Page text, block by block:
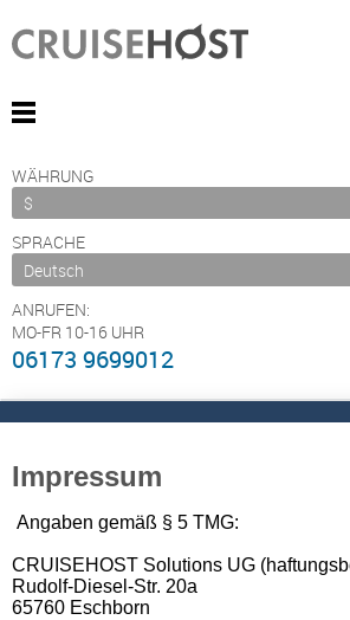
WÄHRUNG
SPRACHE
ANRUFEN:
MO-FR 10-16 UHR
06173 9699012
Impressum
Angaben gemäß § 5 TMG:
CRUISEHOST Solutions UG
Rudolf-Diesel-Str. 20a
65760 Eschborn